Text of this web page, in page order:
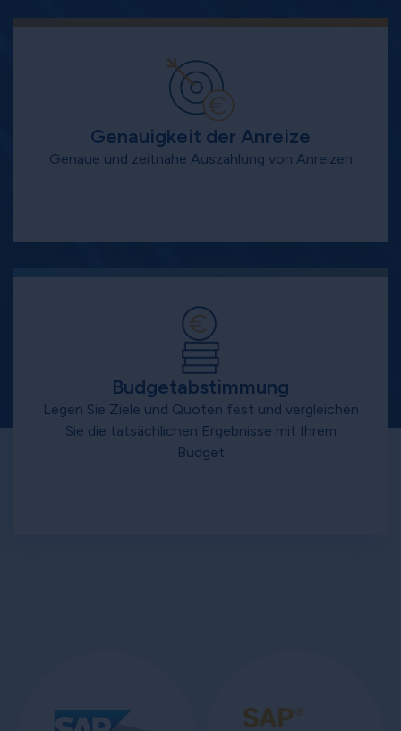
Genauigkeit der Anreize
Genaue und zeitnahe Auszahlung von Anreizen
Budgetabstimmung
Legen Sie Ziele und Quoten fest und vergleichen
Sie die tatsächlichen Ergebnisse mit Ihrem
Budget